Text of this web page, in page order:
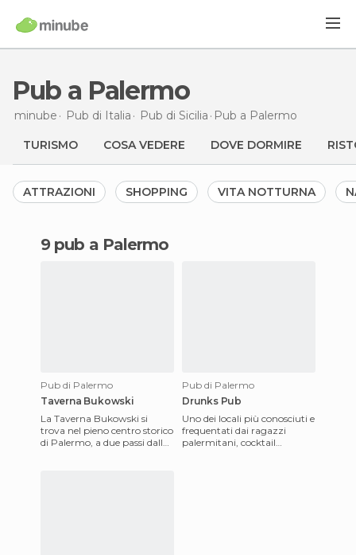
Pub a Palermo
minube Pub di Italia Pub di Sicilia Pub a Palermo
TURISMO COSA VEDERE DOVE DORMIRE
ATTRAZIONI SHOPPING VITA NOTTURNA
9 pub a Palermo
Pub di Palermo
Taverna Bukowski
La Taverna Bukowski si
trova nel pieno centro storico
di Palermo, a due passi dalla
Pub di Palermo
Drunks Pub
Uno dei locali più conosciuti e
frequentati dai ragazzi
palermitani, cocktail